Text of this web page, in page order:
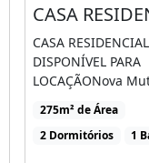
CASA RESIDENCIAL
DISPONÍVEL PARA
LOCAÇÃONova
02 quartos Sala
conjugada [...]
275m² de Área
2 Dormitórios
1